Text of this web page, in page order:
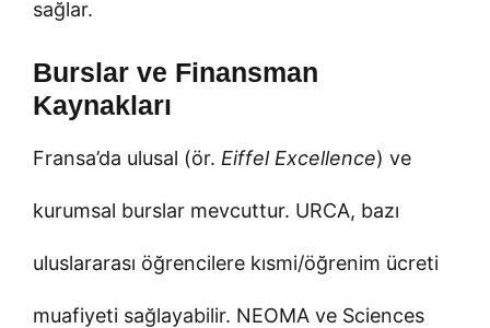
sağlar.
Burslar ve Finansman
Kaynakları
Fransa’da ulusal (ör. Eiffel Excellence) ve
kurumsal burslar mevcuttur. URCA, bazı
uluslararası öğrencilere kısmi/öğrenim ücreti
muafiyeti sağlayabilir. NEOMA ve Sciences